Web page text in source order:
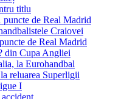
titlu
puncte de Real Madrid
Craiovei
de Real Madrid
din Cupa Angliei
la Eurohandbal
reluarea Superligii
I